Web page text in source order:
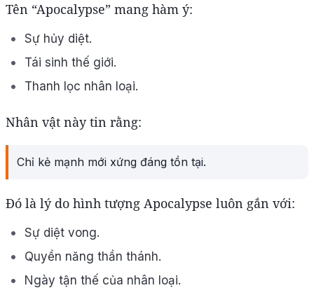
Tên “Apocalypse” mang hàm ý:
Sự hủy diệt.
Tái sinh thế giới.
Thanh lọc nhân loại.
Nhân vật này tin rằng:
Chỉ kẻ mạnh mới xứng đáng tồn tại.
Đó là lý do hình tượng Apocalypse luôn gắn với:
Sự diệt vong.
Quyền năng thần thánh.
Ngày tận thế của nhân loại.